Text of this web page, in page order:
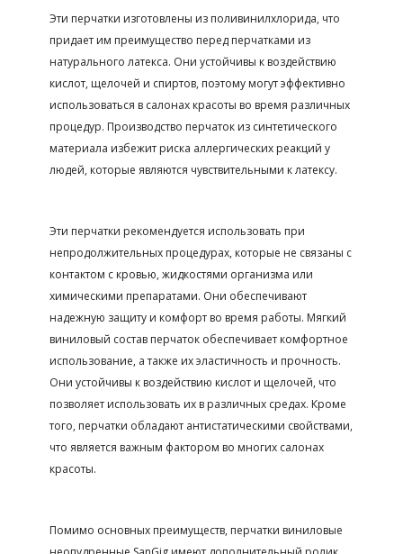
Эти перчатки изготовлены из поливинилхлорида, что
придает им преимущество перед перчатками из
натурального латекса. Они устойчивы к воздействию
кислот, щелочей и спиртов, поэтому могут эффективно
использоваться в салонах красоты во время различных
процедур. Производство перчаток из синтетического
материала избежит риска аллергических реакций у
людей, которые являются чувствительными к латексу.
Эти перчатки рекомендуется использовать при
непродолжительных процедурах, которые не связаны с
контактом с кровью, жидкостями организма или
химическими препаратами. Они обеспечивают
надежную защиту и комфорт во время работы. Мягкий
виниловый состав перчаток обеспечивает комфортное
использование, а также их эластичность и прочность.
Они устойчивы к воздействию кислот и щелочей, что
позволяет использовать их в различных средах. Кроме
того, перчатки обладают антистатическими свойствами,
что является важным фактором во многих салонах
красоты.
Помимо основных преимуществ, перчатки виниловые